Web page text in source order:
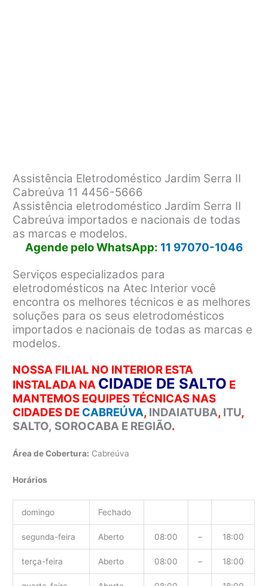
Assistência Eletrodoméstico Jardim Serra II
Cabreúva 11 4456-5666
Assistência eletrodoméstico Jardim Serra II
Cabreúva importados e nacionais de todas
as marcas e modelos.
Agende pelo WhatsApp: 11 97070-1046
Serviços especializados para
eletrodomésticos na Atec Interior você
encontra os melhores técnicos e as melhores
soluções para os seus eletrodomésticos
importados e nacionais de todas as marcas e
modelos.
NOSSA FILIAL NO INTERIOR ESTA
INSTALADA NA CIDADE DE SALTO E
MANTEMOS EQUIPES TÉCNICAS NAS
CIDADES DE CABREÚVA, INDAIATUBA, ITU,
SALTO, SOROCABA E REGIÃO.
Área de Cobertura: Cabreúva
Horários
domingo Fechado
segunda-feira Aberto 08:00 – 18:00
terça-feira Aberto 08:00 – 18:00